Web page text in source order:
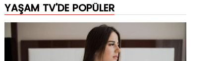
YAŞAM TV'DE POPÜLER